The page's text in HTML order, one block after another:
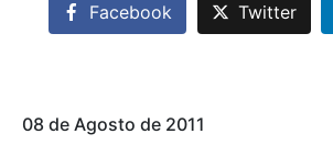
Facebook Twitter
08 de Agosto de 2011